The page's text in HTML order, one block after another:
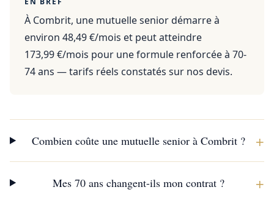
À Combrit, une mutuelle senior démarre à
environ 48,49 €/mois et peut atteindre
173,99 €/mois pour une formule renforcée à 70-
74 ans — tarifs réels constatés sur nos devis.
Combien coûte une mutuelle senior à Combrit ? +
Mes 70 ans changent-ils mon contrat ? +